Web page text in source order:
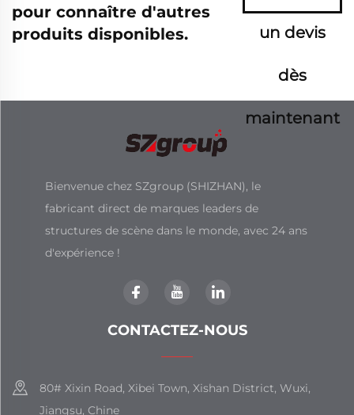
pour connaître d'autres
produits disponibles.
un devis
dès
maintenant
Bienvenue chez SZgroup (SHIZHAN), le
fabricant direct de marques leaders de
structures de scène dans le monde, avec 24 ans
d'expérience !
CONTACTEZ-NOUS
80# Xixin Road, Xibei Town, Xishan District, Wuxi,
Jiangsu, Chine